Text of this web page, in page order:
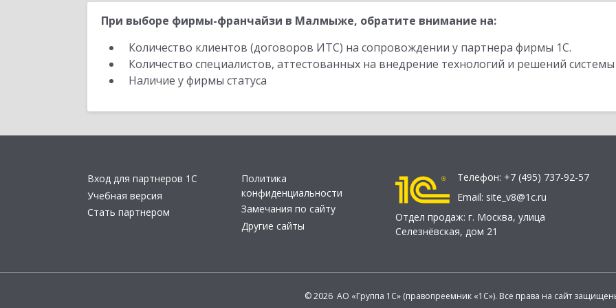
При выборе фирмы-франчайзи в Малмыже, обратите внимание на:
Количество клиентов (договоров ИТС) на сопровождении у партнера фирмы 1С.
Количество специалистов, аттестованных на внедрение технологий и решений
Наличие у фирмы статуса
Вход для партнеров 1С
Учебная версия
Стать партнером
Политика
конфиденциальности
Замечания по сайту
Другие сайты
Телефон: +7 (495) 737-92-57
Email: site_v8@1c.ru
Отдел продаж: г. Москва, улица
Селезнёвская, дом 21
© 2026 АО «Группа 1С» (правопреемник «1С»). Все права на сайт